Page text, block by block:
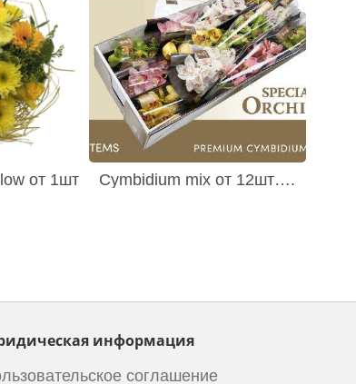
от 1шт Cymbidium mix от 12шт….
информация
соглашение